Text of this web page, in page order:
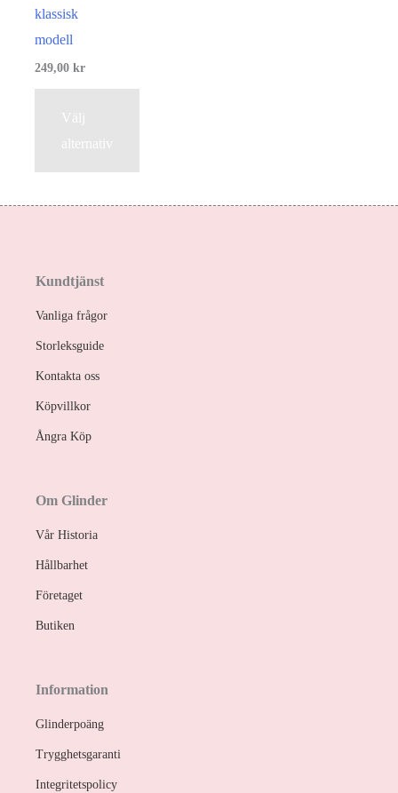
klassisk
modell
249,00kr
Välj
alternativ
Kundtjänst
Vanliga frågor
Storleksguide
Kontakta oss
Köpvillkor
Ångra Köp
Om Glinder
Vår Historia
Hållbarhet
Företaget
Butiken
Information
Glinderpoäng
Trygghetsgaranti
Integritetspolicy